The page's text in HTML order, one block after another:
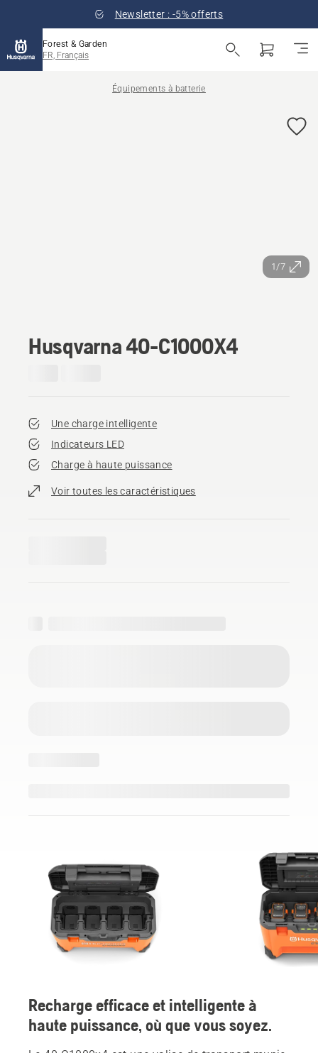
Newsletter : -5% offerts
Forest & Garden
FR, Français
Équipements à batterie
1/7
Husqvarna 40-C1000X4
Une charge intelligente
Indicateurs LED
Charge à haute puissance
Voir toutes les caractéristiques
Recharge efficace et intelligente à
haute puissance, où que vous soyez.